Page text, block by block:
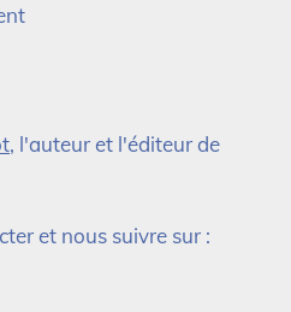
, l'auteur et l'éditeur de
et nous suivre sur :